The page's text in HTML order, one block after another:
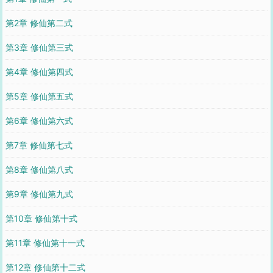
第2章 修仙第二式
第3章 修仙第三式
第4章 修仙第四式
第5章 修仙第五式
第6章 修仙第六式
第7章 修仙第七式
第8章 修仙第八式
第9章 修仙第九式
第10章 修仙第十式
第11章 修仙第十一式
第12章 修仙第十二式